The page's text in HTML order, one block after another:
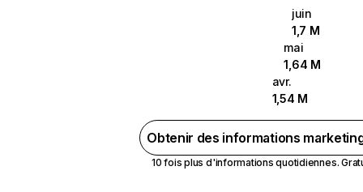
juin
1,7 M
mai
1,64 M
avr.
1,54 M
Obtenir des informations
10 fois plus d'informations quotidiennes.